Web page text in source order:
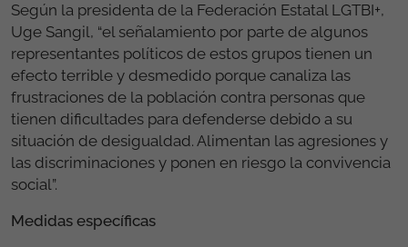
Según la presidenta de la Federación Estatal LGTBI+,
Uge Sangil, “el señalamiento por parte de algunos
representantes políticos de estos grupos tienen un
efecto terrible y desmedido porque canaliza las
frustraciones de la población contra personas que
tienen dificultades para defenderse debido a su
situación de desigualdad. Alimentan las agresiones y
las discriminaciones y ponen en riesgo la convivencia
social”.
Medidas específicas